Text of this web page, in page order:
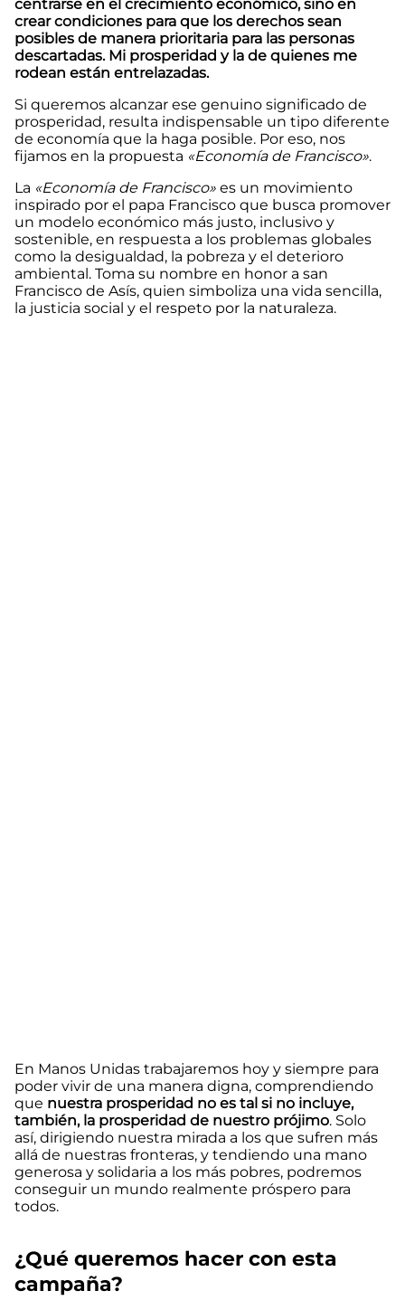
centrarse en el crecimiento económico, sino en
crear condiciones para que los derechos sean
posibles de manera prioritaria para las personas
descartadas. Mi prosperidad y la de quienes me
rodean están entrelazadas.
Si queremos alcanzar ese genuino significado de
prosperidad, resulta indispensable un tipo diferente
de economía que la haga posible. Por eso, nos
fijamos en la propuesta «Economía de Francisco».
La «Economía de Francisco» es un movimiento
inspirado por el papa Francisco que busca promover
un modelo económico más justo, inclusivo y
sostenible, en respuesta a los problemas globales
como la desigualdad, la pobreza y el deterioro
ambiental. Toma su nombre en honor a san
Francisco de Asís, quien simboliza una vida sencilla,
la justicia social y el respeto por la naturaleza.
En Manos Unidas trabajaremos hoy y siempre para
poder vivir de una manera digna, comprendiendo
que nuestra prosperidad no es tal si no incluye,
también, la prosperidad de nuestro prójimo. Solo
así, dirigiendo nuestra mirada a los que sufren más
allá de nuestras fronteras, y tendiendo una mano
generosa y solidaria a los más pobres, podremos
conseguir un mundo realmente próspero para
todos.
¿Qué queremos hacer con esta
campaña?